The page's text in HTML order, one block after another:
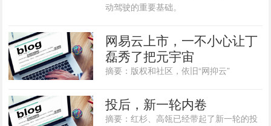
动驾驶的重要基础。
网易云上市，一不小心让丁
磊秀了把元宇宙
摘要：版权和社区，依旧“网抑云”
投后，新一轮内卷
摘要：红杉、高瓴已经带起了新一轮的投